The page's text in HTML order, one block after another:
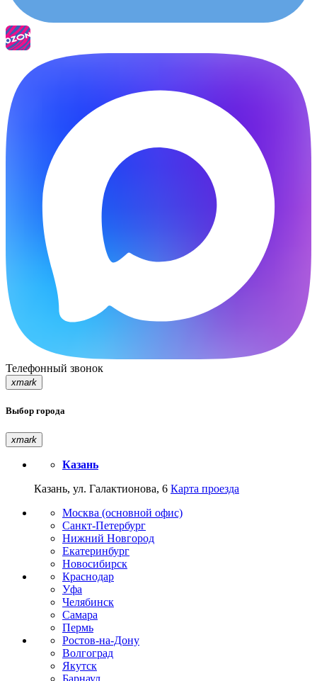
Телефонный звонок
xmark
Выбор города
xmark
Казань
Казань, ул. Галактионова, 6 Карта проезда
Москва (основной офис)
Санкт-Петербург
Нижний Новгород
Екатеринбург
Новосибирск
Краснодар
Уфа
Челябинск
Самара
Пермь
Ростов-на-Дону
Волгоград
Якутск